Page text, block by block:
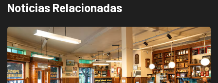
Noticias Relacionadas